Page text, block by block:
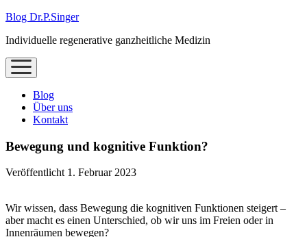
Blog Dr.P.Singer
Individuelle regenerative ganzheitliche Medizin
Menü
öffnen
Blog
Über uns
Kontakt
Bewegung und kognitive Funktion?
Veröffentlicht 1. Februar 2023
Wir wissen, dass Bewegung die kognitiven Funktionen steigert –
aber macht es einen Unterschied, ob wir uns im Freien oder in
Innenräumen bewegen?